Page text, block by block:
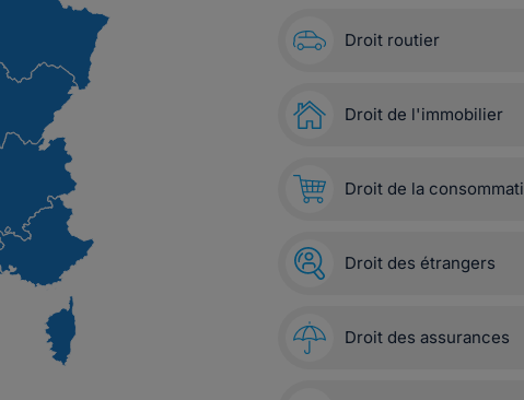
Droit routier
Droit de l'immobilier
Droit de la
Droit des étrangers
Droit des assurances